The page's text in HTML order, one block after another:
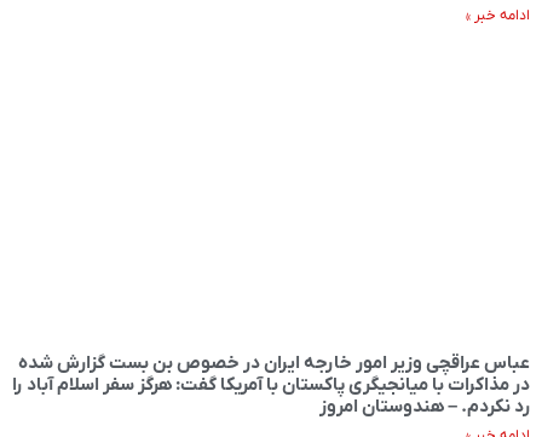
ادامه خبر »
عباس عراقچی وزیر امور خارجه ایران در خصوص بن بست گزارش شده
در مذاکرات با میانجیگری پاکستان با آمریکا گفت: هرگز سفر اسلام آباد را
رد نکردم. – هندوستان امروز